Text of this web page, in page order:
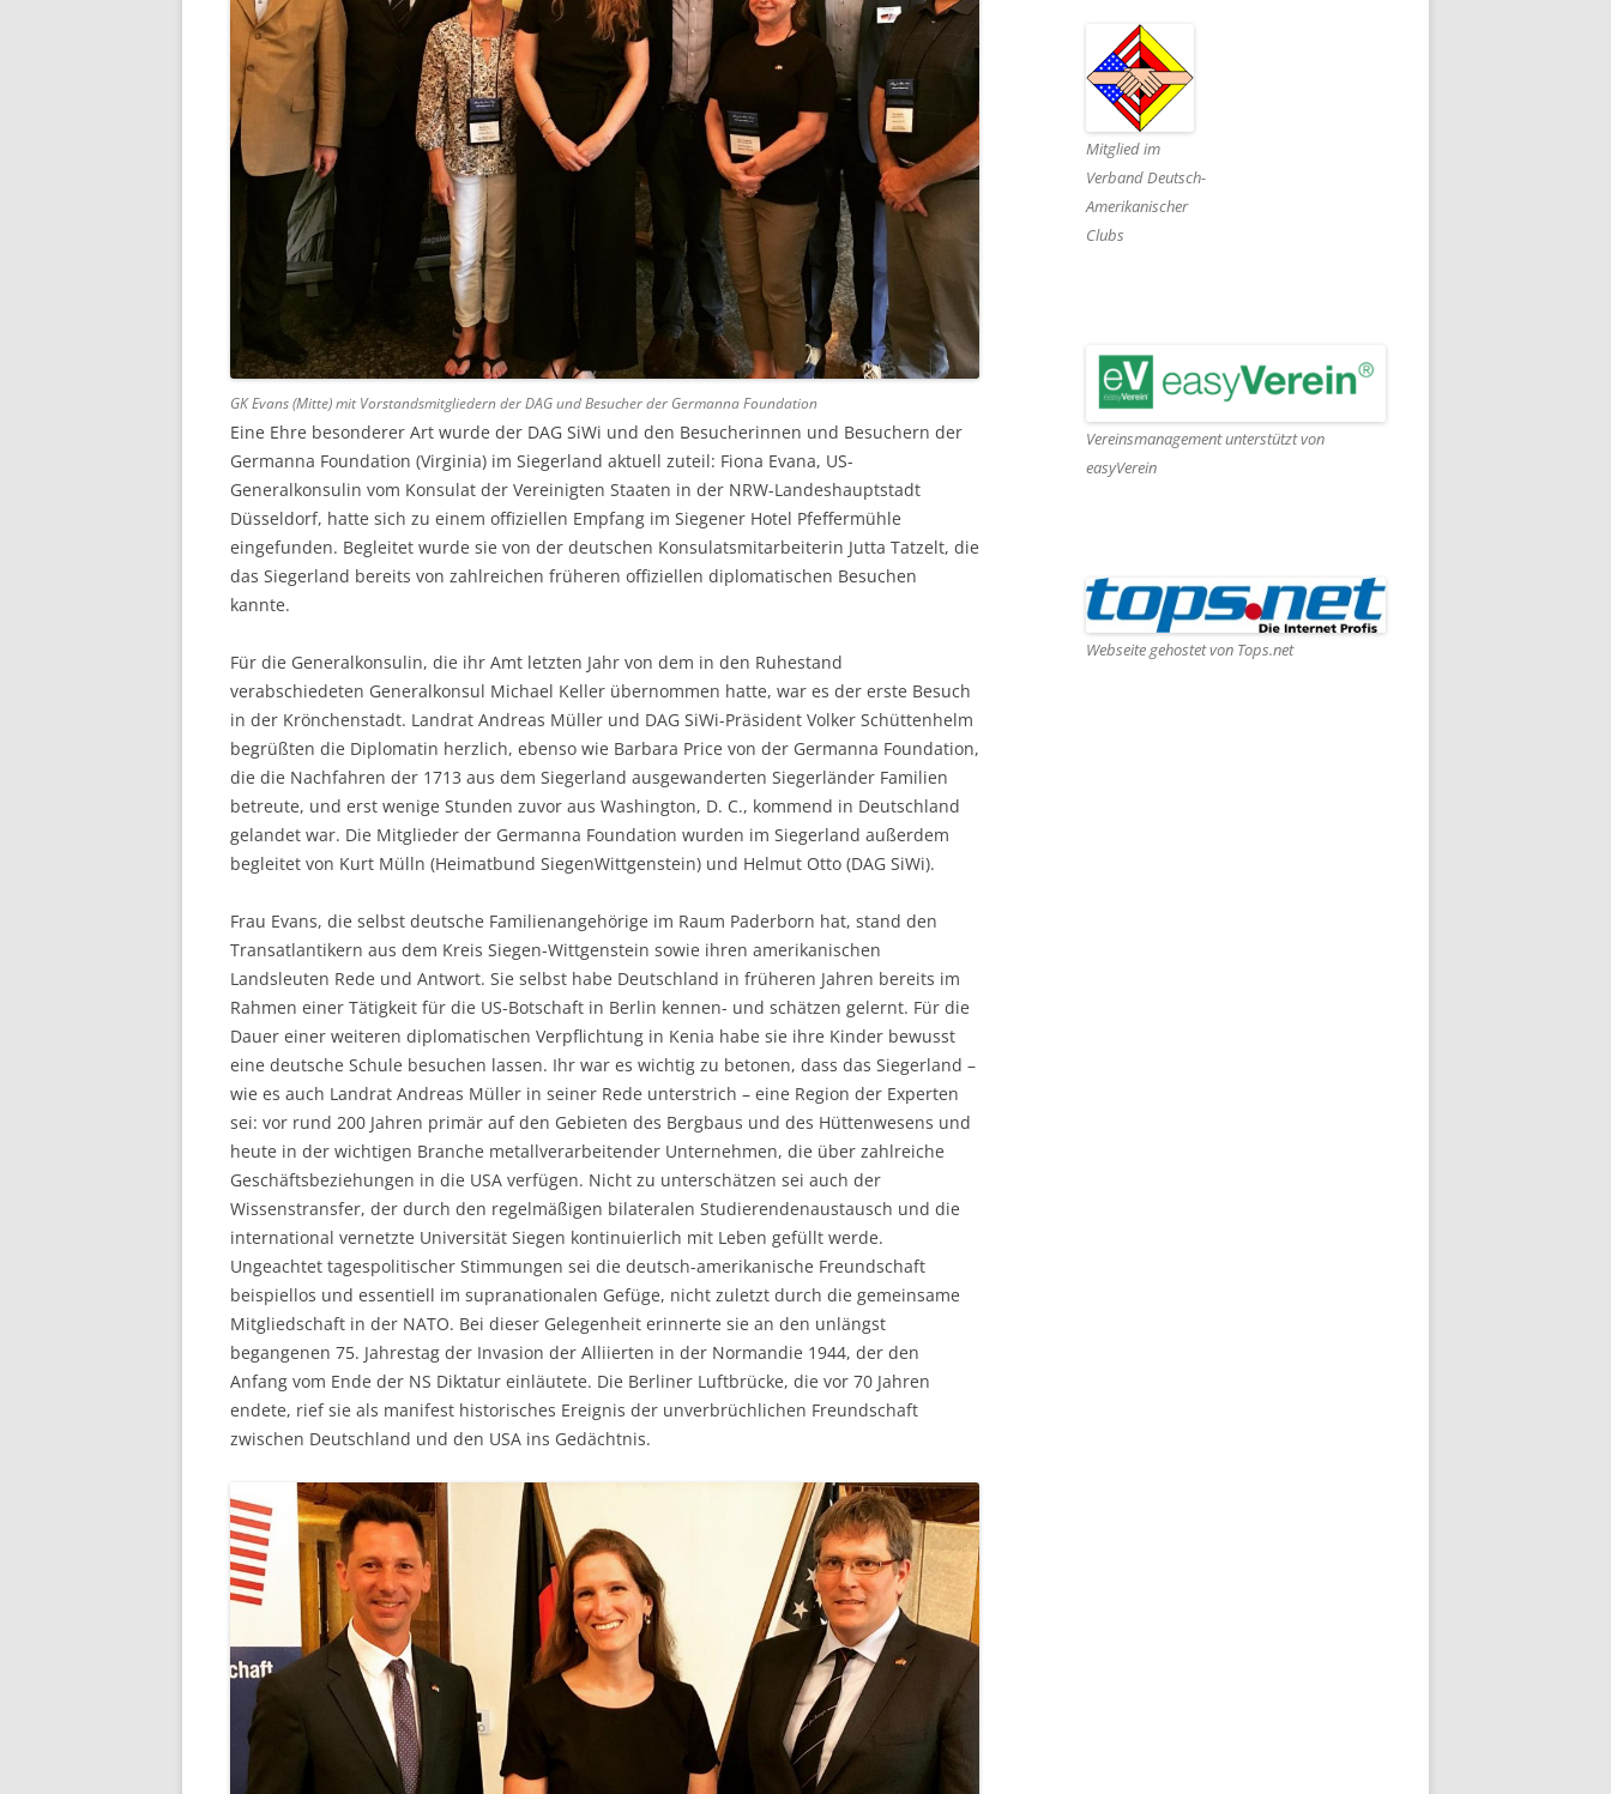
GK Evans (Mitte) mit Vorstandsmitgliedern der DAG und Besucher der Germanna Foundation
Eine Ehre besonderer Art wurde der DAG SiWi und den Besucherinnen und Besuchern der
Germanna Foundation (Virginia) im Siegerland aktuell zuteil: Fiona Evana, US-
Generalkonsulin vom Konsulat der Vereinigten Staaten in der NRW-Landeshauptstadt
Düsseldorf, hatte sich zu einem offiziellen Empfang im Siegener Hotel Pfeffermühle
eingefunden. Begleitet wurde sie von der deutschen Konsulatsmitarbeiterin Jutta Tatzelt, die
das Siegerland bereits von zahlreichen früheren offiziellen diplomatischen Besuchen
kannte.
Für die Generalkonsulin, die ihr Amt letzten Jahr von dem in den Ruhestand
verabschiedeten Generalkonsul Michael Keller übernommen hatte, war es der erste Besuch
in der Krönchenstadt. Landrat Andreas Müller und DAG SiWi-Präsident Volker Schüttenhelm
begrüßten die Diplomatin herzlich, ebenso wie Barbara Price von der Germanna Foundation,
die die Nachfahren der 1713 aus dem Siegerland ausgewanderten Siegerländer Familien
betreute, und erst wenige Stunden zuvor aus Washington, D. C., kommend in Deutschland
gelandet war. Die Mitglieder der Germanna Foundation wurden im Siegerland außerdem
begleitet von Kurt Mülln (Heimatbund SiegenWittgenstein) und Helmut Otto (DAG SiWi).
Frau Evans, die selbst deutsche Familienangehörige im Raum Paderborn hat, stand den
Transatlantikern aus dem Kreis Siegen-Wittgenstein sowie ihren amerikanischen
Landsleuten Rede und Antwort. Sie selbst habe Deutschland in früheren Jahren bereits im
Rahmen einer Tätigkeit für die US-Botschaft in Berlin kennen- und schätzen gelernt. Für die
Dauer einer weiteren diplomatischen Verpflichtung in Kenia habe sie ihre Kinder bewusst
eine deutsche Schule besuchen lassen. Ihr war es wichtig zu betonen, dass das Siegerland –
wie es auch Landrat Andreas Müller in seiner Rede unterstrich – eine Region der Experten
sei: vor rund 200 Jahren primär auf den Gebieten des Bergbaus und des Hüttenwesens und
heute in der wichtigen Branche metallverarbeitender Unternehmen, die über zahlreiche
Geschäftsbeziehungen in die USA verfügen. Nicht zu unterschätzen sei auch der
Wissenstransfer, der durch den regelmäßigen bilateralen Studierendenaustausch und die
international vernetzte Universität Siegen kontinuierlich mit Leben gefüllt werde.
Ungeachtet tagespolitischer Stimmungen sei die deutsch-amerikanische Freundschaft
beispiellos und essentiell im supranationalen Gefüge, nicht zuletzt durch die gemeinsame
Mitgliedschaft in der NATO. Bei dieser Gelegenheit erinnerte sie an den unlängst
begangenen 75. Jahrestag der Invasion der Alliierten in der Normandie 1944, der den
Anfang vom Ende der NS Diktatur einläutete. Die Berliner Luftbrücke, die vor 70 Jahren
endete, rief sie als manifest historisches Ereignis der unverbrüchlichen Freundschaft
zwischen Deutschland und den USA ins Gedächtnis.
Mitglied im
Verband Deutsch-
Amerikanischer
Clubs
Vereinsmanagement unterstützt von
easyVerein
Webseite gehostet von Tops.net